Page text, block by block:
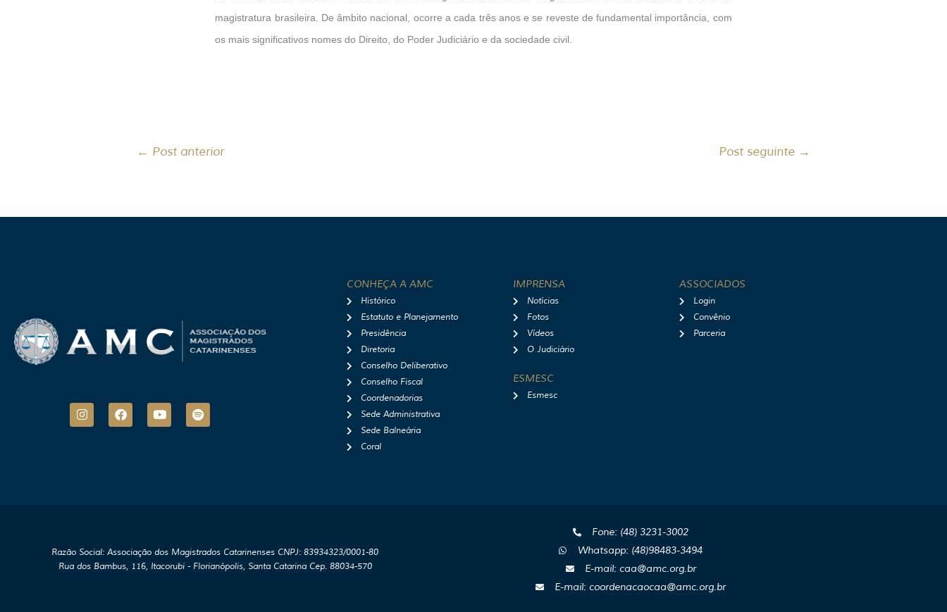
magistratura brasileira. De âmbito nacional, ocorre a cada três anos e se reveste de fundamental importância, com
os mais significativos nomes do Direito, do Poder Judiciário e da sociedade civil.
← Post anterior Post seguinte →
I
n
s
F
a
c
Y
o
u
S
p
o
CONHEÇA A AMC
Histórico
Estatuto e Planejamento
Presidência
Diretoria
Conselho Deliberativo
Conselho Fiscal
Coordenadorias
Sede Administrativa
Sede Balneária
Coral
IMPRENSA
Notícias
Fotos
Vídeos
O Judiciário
ESMESC
Esmesc
ASSOCIADOS
Login
Convênio
Parceria
Razão Social: Associação dos Magistrados Catarinenses CNPJ: 83934323/0001-80
Rua dos Bambus, 116, Itacorubi - Florianópolis, Santa Catarina Cep. 88034-570
Fone: (48) 3231-3002
Whatsapp: (48)98483-3494
E-mail: caa@amc.org.br
E-mail: coordenacaocaa@amc.org.br